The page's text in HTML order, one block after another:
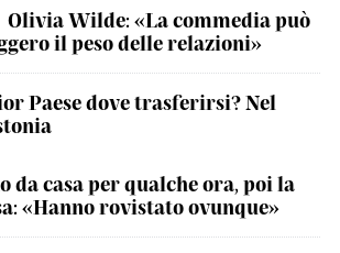
Olivia Wilde: «La commedia può
il peso delle relazioni»
Paese dove trasferirsi? Nel
da casa per qualche ora, poi la
«Hanno rovistato ovunque»